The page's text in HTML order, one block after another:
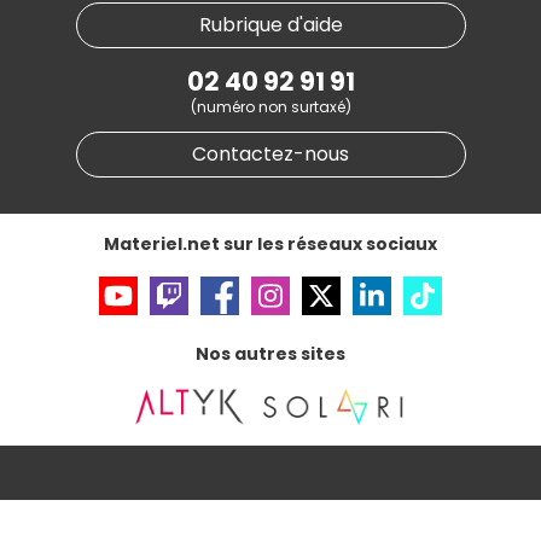
Materiel.net recrute
Notre programme d'affiliation
Partenariat & Sponsoring
Nos marques
Conditions générales de vente
Informations légales
Données personnellesetcookies
Gérer vos cookies
Accessibilité : non conforme
Rubrique d'aide
02 40 92 91 91
(numéro non surtaxé)
Contactez-nous
Materiel.net sur les réseaux sociaux
Nos autres sites